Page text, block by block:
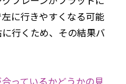
に行きやすくなる可能
行くため、その結果バ
っているかどうかの見